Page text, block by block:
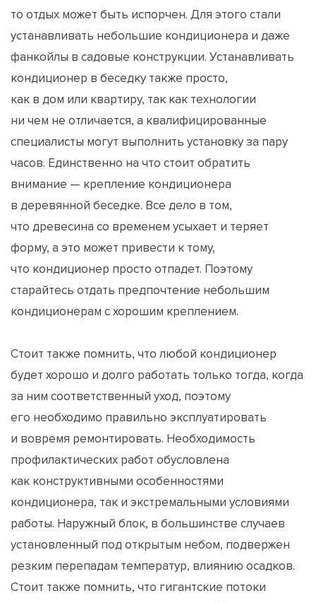
то отдых может быть испорчен. Для этого стали
устанавливать небольшие кондиционера и даже
фанкойлы в садовые конструкции. Устанавливать
кондиционер в беседку также просто,
как в дом или квартиру, так как технологии
ни чем не отличается, а квалифицированные
специалисты могут выполнить установку за пару
часов. Единственно на что стоит обратить
внимание — крепление кондиционера
в деревянной беседке. Все дело в том,
что древесина со временем усыхает и теряет
форму, а это может привести к тому,
что кондиционер просто отпадет. Поэтому
старайтесь отдать предпочтение небольшим
кондиционерам с хорошим креплением.
Стоит также помнить, что любой кондиционер
будет хорошо и долго работать только тогда, когда
за ним соответственный уход, поэтому
его необходимо правильно эксплуатировать
и вовремя ремонтировать. Необходимость
профилактических работ обусловлена
как конструктивными особенностями
кондиционера, так и экстремальными условиями
работы. Наружный блок, в большинстве случаев
установленный под открытым небом, подвержен
резким перепадам температур, влиянию осадков.
Стоит также помнить, что гигантские потоки